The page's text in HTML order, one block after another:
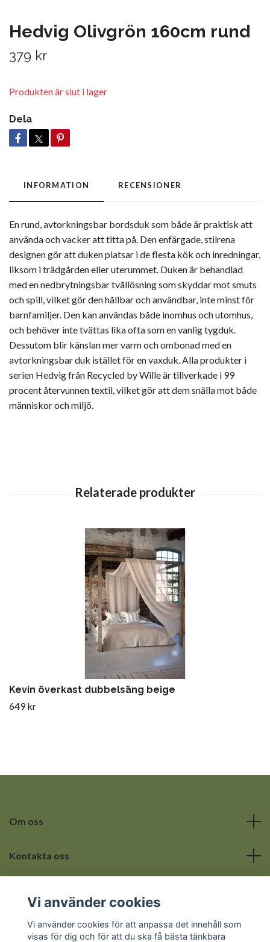
Hedvig Olivgrön 160cm rund
379 kr
Produkten är slut i lager
Dela
INFORMATION RECENSIONER
En rund, avtorkningsbar bordsduk som både är praktisk att
använda och vacker att titta på. Den enfärgade, stilrena
designen gör att duken platsar i de flesta kök och inredningar,
liksom i trädgården eller uterummet. Duken är behandlad
med en nedbrytningsbar tvållösning som skyddar mot smuts
och spill, vilket gör den hållbar och användbar, inte minst för
barnfamiljer. Den kan användas både inomhus och utomhus,
och behöver inte tvättas lika ofta som en vanlig tygduk.
Dessutom blir känslan mer varm och ombonad med en
avtorkningsbar duk istället för en vaxduk. Alla produkter i
serien Hedvig från Recycled by Wille är tillverkade i 99
procent återvunnen textil, vilket gör att dem snälla mot både
människor och miljö.
Kevin överkast dubbelsäng beige
649 kr
Om oss
Kontakta oss
Sociala medier
Vi använder cookies
Vi använder cookies för att anpassa det innehåll som
visas för dig och för att du ska få bästa tänkbara